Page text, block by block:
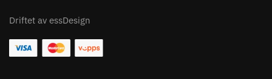
Driftet av essDesign